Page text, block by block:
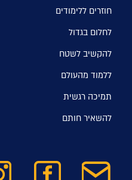
חוזרים ללימודים
לחלום בגדול
להקשיב לשטח
ללמוד מהעולם
תמיכה רגשית
להשאיר חותם